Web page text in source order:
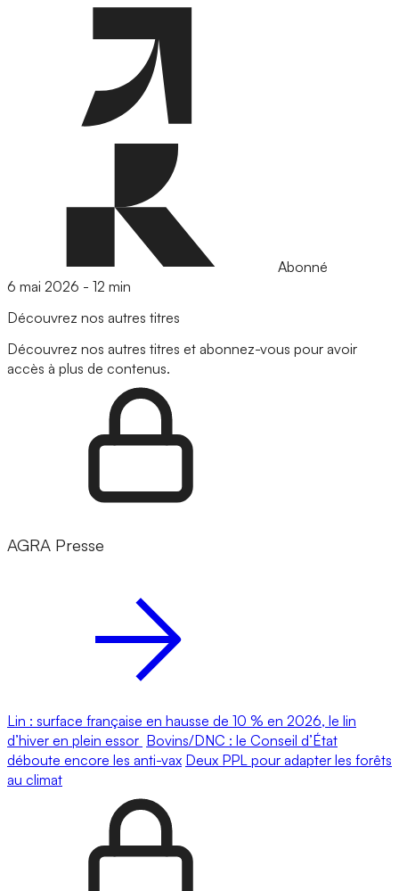
Abonné
6 mai 2026 - 12 min
Découvrez nos autres titres
Découvrez nos autres titres et abonnez-vous pour avoir
accès à plus de contenus.
AGRA Presse
Lin : surface française en hausse de 10 % en 2026, le lin
d’hiver en plein essor Bovins/DNC : le Conseil d’État
déboute encore les anti-vax Deux PPL pour adapter les forêts
au climat